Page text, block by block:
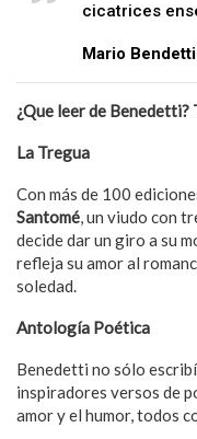
cicatrices
Mario Bendetti
¿Que leer de Benedetti?
La Tregua
Con más de 100
Santomé, un viudo con
decide dar un giro a su
refleja su amor al
soledad.
Antología Poética
Benedetti no sólo
inspiradores versos de
amor y el humor, todos